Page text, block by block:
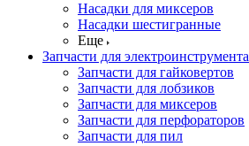
Насадки для миксеров
Насадки шестигранные
Еще
Запчасти для электроинструмента
Запчасти для гайковертов
Запчасти для лобзиков
Запчасти для миксеров
Запчасти для перфораторов
Запчасти для пил